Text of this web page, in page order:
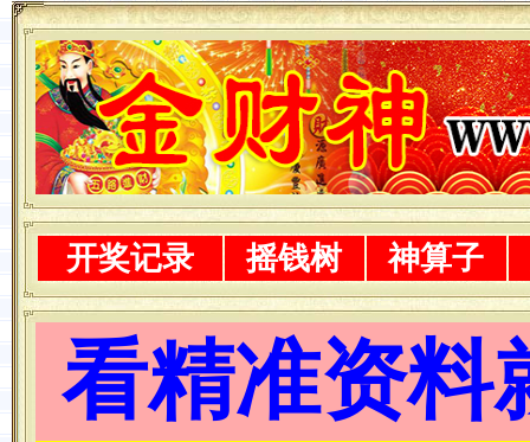
开奖记录 摇钱树 神算子
看精准资料